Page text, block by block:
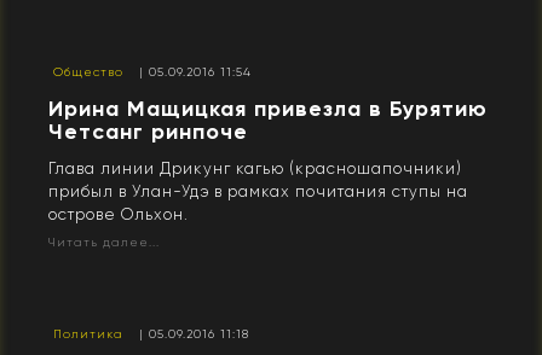
Общество | 05.09.2016 11:54
​Ирина Мащицкая привезла в Бурятию
Четсанг ринпоче
Глава линии Дрикунг кагью (красношапочники)
прибыл в Улан-Удэ в рамках почитания ступы на
острове Ольхон.
Читать далее...
Политика | 05.09.2016 11:18